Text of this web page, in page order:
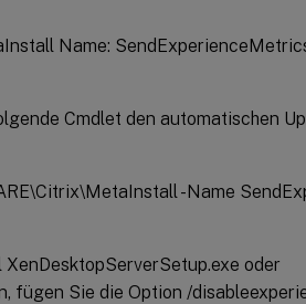
Name:
Cmdlet den automatischen
-Name
oder
fügen Sie die Option /